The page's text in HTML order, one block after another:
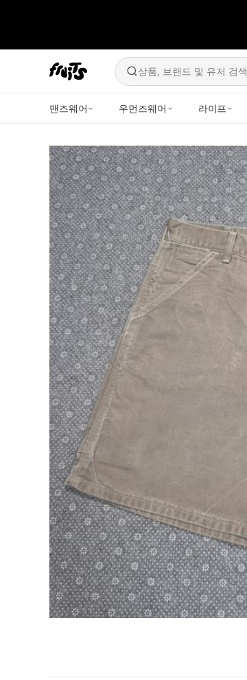
상품, 브랜드 및 유저 검색
맨즈웨어 우먼즈웨어 라이프